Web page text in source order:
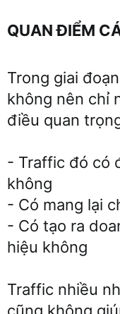
QUAN ĐIỂM
Trong giai
không nên chỉ
điều quan
- Traffic đó có
không
- Có mang lại
- Có tạo ra
hiệu không
Traffic nhiều